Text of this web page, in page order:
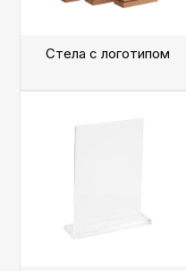
Стела с логотипом